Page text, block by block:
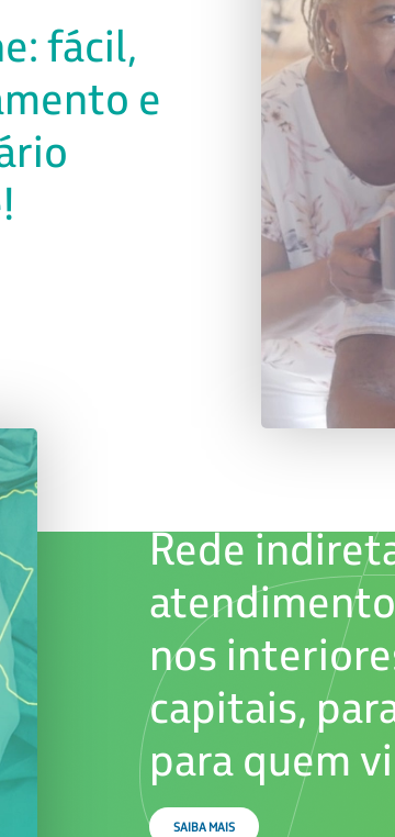
fácil,
e
Rede
nos
capitais,
para quem
SAIBA MAIS